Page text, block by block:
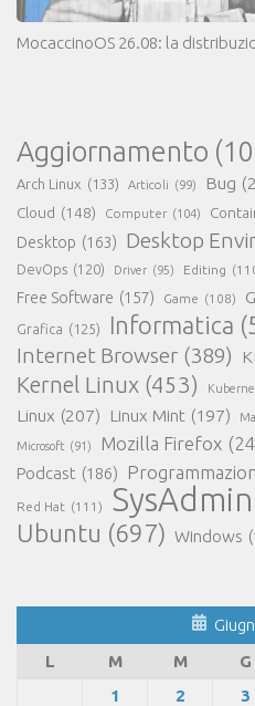
MocaccinoOS 26.08: la
Aggiornamento
Arch Linux (133) Articoli (99) Bug
Cloud (148) Computer (104)
Desktop (163) Desktop
DevOps (120) Driver (95) Editing
Free Software (157) Game (108)
Grafica (125) Informatica
Internet Browser (389)
Kernel Linux (453)
Linux (207) Linux Mint (197)
Microsoft (91) Mozilla Firefox
Podcast (186)
Red Hat (111) SysAdmin
Ubuntu (697) Windows
L
M M G
1
2 3